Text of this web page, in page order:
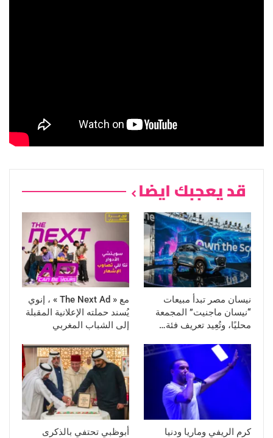
قد يعجبك ايضا
نيسان مصر تبدأ مبيعات
“نيسان ماجنيت” المجمعة
محليًا، وتُعِيد تعريف فئة…
مع « The Next Ad » ، إنوي
يُسند حملته الإعلانية المقبلة
إلى الشباب المغربي
كرم الريفي وماريا ودنيا
أبوظبي تحتفي بالذكرى